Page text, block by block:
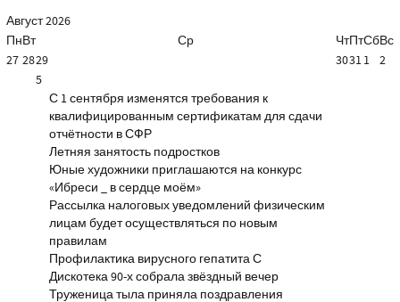
Август2026
ПнВт Ср ЧтПтСбВс
27 2829 30311 2
5
С 1 сентября изменятся требования к
квалифицированным сертификатам для сдачи
отчётности в СФР
Летняя занятость подростков
Юные художники приглашаются на конкурс
«Ибреси _ в сердце моём»
Рассылка налоговых уведомлений физическим
лицам будет осуществляться по новым
правилам
Профилактика вирусного гепатита С
Дискотека 90-х собрала звёздный вечер
Труженица тыла приняла поздравления